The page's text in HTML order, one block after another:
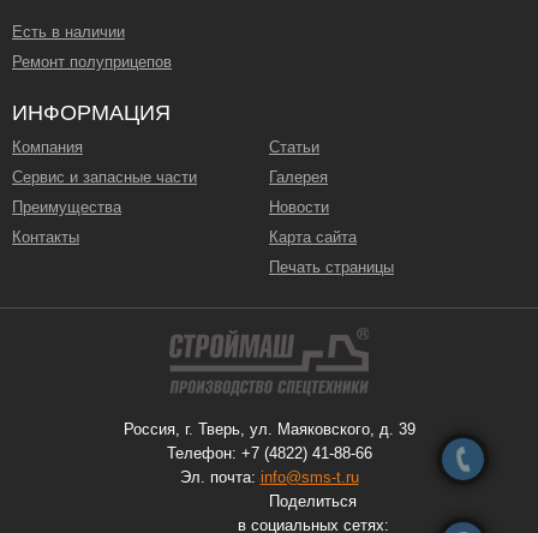
Есть в наличии
Ремонт полуприцепов
ИНФОРМАЦИЯ
Компания
Сервис и запасные части
Преимущества
Контакты
Статьи
Галерея
Новости
Карта сайта
Печать страницы
Россия, г. Тверь, ул. Маяковского, д. 39
Телефон: +7 (4822) 41-88-66
Эл. почта: info@sms-t.ru
Поделиться
в социальных сетях: